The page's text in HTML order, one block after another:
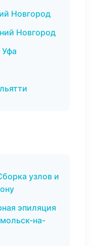
Новгород
Новгород
узлов и
эпиляция
на-